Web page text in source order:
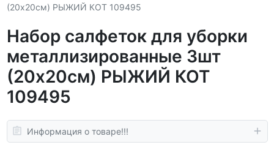
(20х20см) РЫЖИЙ КОТ 109495
Набор салфеток для уборки
металлизированные 3шт
(20х20см) РЫЖИЙ КОТ
109495
Информация о товаре!!!